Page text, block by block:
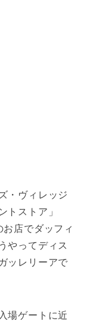
・ヴィレッジ
トストア」
お店でダッフィ
やってディス
ッレリーアで
場ゲートに近